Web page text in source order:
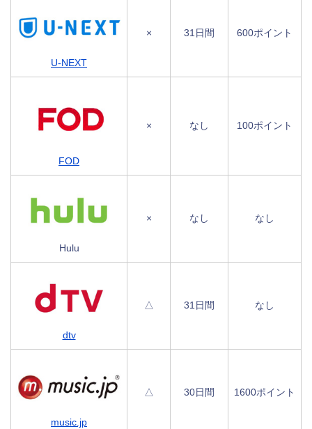
U-NEXT
× 31日間 600ポイント
FOD
× なし 100ポイント
Hulu
× なし なし
dtv
△ 31日間 なし
music.jp
△ 30日間 1600ポイント